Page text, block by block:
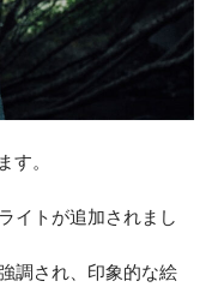
す。
イトが追加されまし
調され、印象的な絵